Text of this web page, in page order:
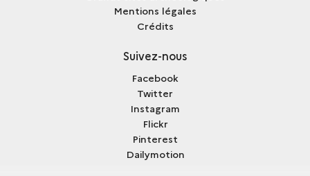
Mentions légales
Crédits
Suivez-nous
Facebook
Twitter
Instagram
Flickr
Pinterest
Dailymotion